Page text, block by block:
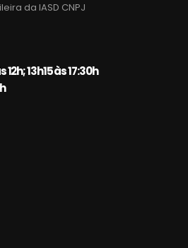
da IASD CNPJ
13h15 às 17:30h